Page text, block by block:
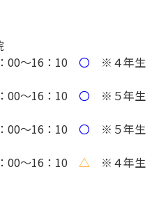
～16：10 〇 ※４年生
00～16：10 〇 ※５年生
～16：10 〇 ※５年生
～16：10 △ ※４年生